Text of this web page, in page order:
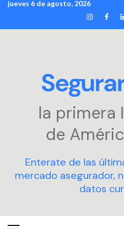
Skip
content
jueves 6 de agosto, 2026
la primera
de
Enterate de las
mercado asegurador,
datos